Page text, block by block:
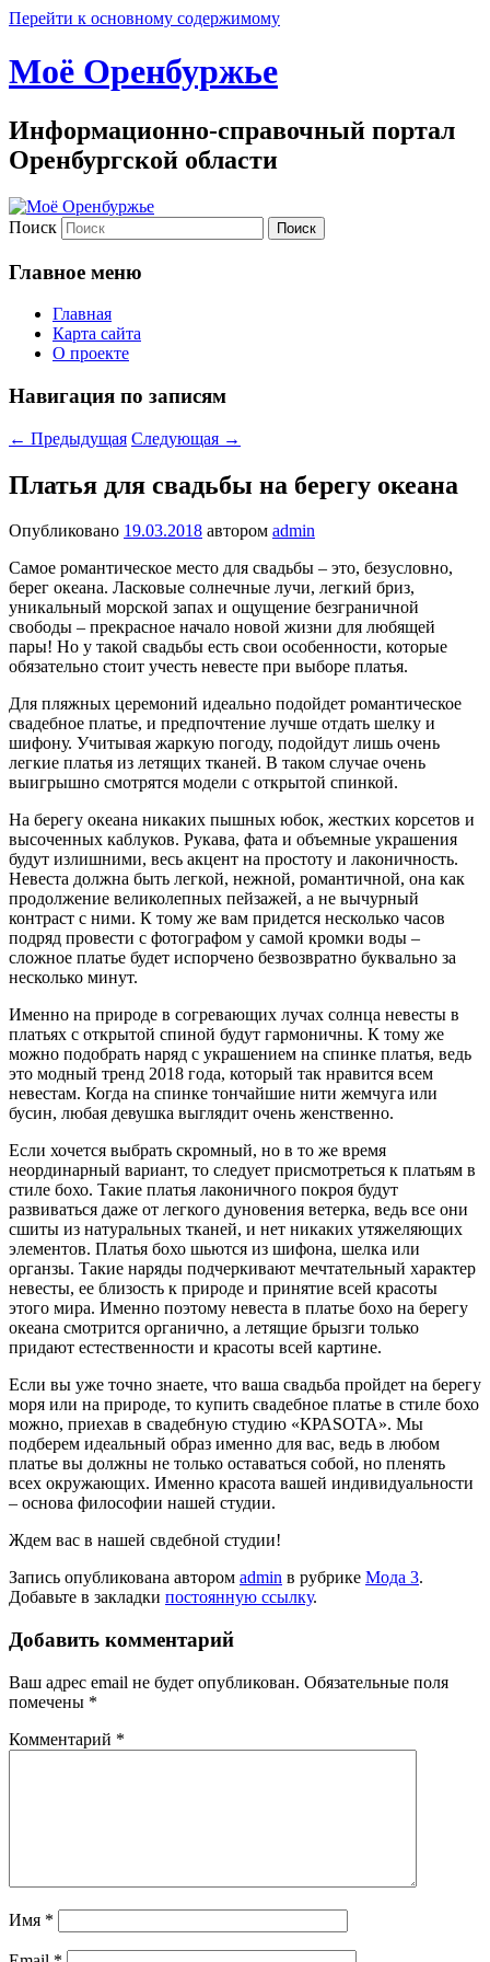
Перейти к основному содержимому
Моё Оренбуржье
Информационно-справочный портал
Оренбургской области
Поиск
Главное меню
Главная
Карта сайта
О проекте
Навигация по записям
← Предыдущая Следующая →
Платья для свадьбы на берегу океана
Опубликовано 19.03.2018 автором admin
Самое романтическое место для свадьбы – это, безусловно,
берег океана. Ласковые солнечные лучи, легкий бриз,
уникальный морской запах и ощущение безграничной
свободы – прекрасное начало новой жизни для любящей
пары! Но у такой свадьбы есть свои особенности, которые
обязательно стоит учесть невесте при выборе платья.
Для пляжных церемоний идеально подойдет романтическое
свадебное платье, и предпочтение лучше отдать шелку и
шифону. Учитывая жаркую погоду, подойдут лишь очень
легкие платья из летящих тканей. В таком случае очень
выигрышно смотрятся модели с открытой спинкой.
На берегу океана никаких пышных юбок, жестких корсетов и
высоченных каблуков. Рукава, фата и объемные украшения
будут излишними, весь акцент на простоту и лаконичность.
Невеста должна быть легкой, нежной, романтичной, она как
продолжение великолепных пейзажей, а не вычурный
контраст с ними. К тому же вам придется несколько часов
подряд провести с фотографом у самой кромки воды –
сложное платье будет испорчено безвозвратно буквально за
несколько минут.
Именно на природе в согревающих лучах солнца невесты в
платьях с открытой спиной будут гармоничны. К тому же
можно подобрать наряд с украшением на спинке платья, ведь
это модный тренд 2018 года, который так нравится всем
невестам. Когда на спинке тончайшие нити жемчуга или
бусин, любая девушка выглядит очень женственно.
Если хочется выбрать скромный, но в то же время
неординарный вариант, то следует присмотреться к платьям в
стиле бохо. Такие платья лаконичного покроя будут
развиваться даже от легкого дуновения ветерка, ведь все они
сшиты из натуральных тканей, и нет никаких утяжеляющих
элементов. Платья бохо шьются из шифона, шелка или
органзы. Такие наряды подчеркивают мечтательный характер
невесты, ее близость к природе и принятие всей красоты
этого мира. Именно поэтому невеста в платье бохо на берегу
океана смотрится органично, а летящие брызги только
придают естественности и красоты всей картине.
Если вы уже точно знаете, что ваша свадьба пройдет на берегу
моря или на природе, то купить свадебное платье в стиле бохо
можно, приехав в свадебную студию «КРАSОТА». Мы
подберем идеальный образ именно для вас, ведь в любом
платье вы должны не только оставаться собой, но пленять
всех окружающих. Именно красота вашей индивидуальности
– основа философии нашей студии.
Ждем вас в нашей свдебной студии!
Запись опубликована автором admin в рубрике Мода 3.
Добавьте в закладки постоянную ссылку.
Добавить комментарий
Ваш адрес email не будет опубликован. Обязательные поля
помечены *
Комментарий *
Имя *